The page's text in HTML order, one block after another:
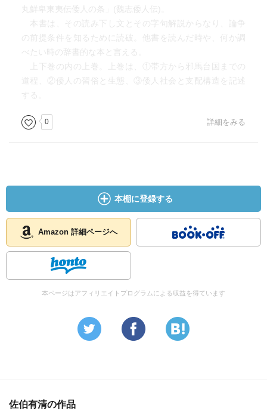
丸鮮卑東夷伝倭人の条」(魏志倭人伝)。
本書は、その読み下し文とその字句解説からなり、論争
の前提条件を知るために読破。他書を読んだ時や、何か調
べたい時の辞書的な本と言える。
上下巻の内の上巻。上巻は、①帯方から邪馬台国までの
道程、②倭人の習俗と生態、③倭人社会と支配構造を記述
する。
0 詳細をみる
本棚に登録する
Amazon 詳細ページへ
本ページはアフィリエイトプログラムによる収益を得ています
佐伯有清の作品